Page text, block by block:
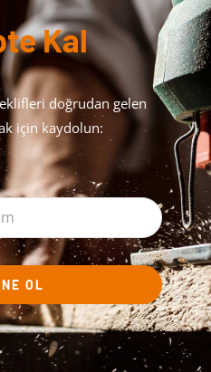
Kal
doğrudan gelen
için kaydolun:
OL